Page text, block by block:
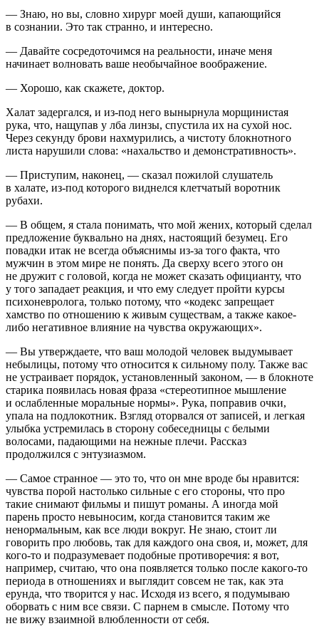
— Знаю, но вы, словно хирург моей души, капающийся
в сознании. Это так странно, и интересно.
— Давайте сосредоточимся на реальности, иначе меня
начинает волновать ваше необычайное воображение.
— Хорошо, как скажете, доктор.
Халат задергался, и из-под него вынырнула морщинистая
рука, что, нащупав у лба линзы, спустила их на сухой нос.
Через секунду брови нахмурились, а чистоту блокнотного
листа нарушили слова: «нахальство и демонстративность».
— Приступим, наконец, — сказал пожилой слушатель
в халате, из-под которого виднелся клетчатый воротник
рубахи.
— В общем, я стала понимать, что мой жених, который сделал
предложение буквально на днях, настоящий безумец. Его
повадки итак не всегда объяснимы из-за того факта, что
мужчин в этом мире не понять. Да сверху всего этого он
не дружит с головой, когда не может сказать официанту, что
у того западает реакция, и что ему следует пройти курсы
психоневролога, только потому, что «кодекс запрещает
хамство по отношению к живым существам, а также какое-
либо негативное влияние на чувства окружающих».
— Вы утверждаете, что ваш молодой человек выдумывает
небылицы, потому что относится к сильному полу. Также вас
не устраивает порядок, установленный законом, — в блокноте
старика появилась новая фраза «стереотипное мышление
и ослабленные моральные нормы». Рука, поправив очки,
упала на подлокотник. Взгляд оторвался от записей, и легкая
улыбка устремилась в сторону собеседницы с белыми
волосами, падающими на нежные плечи. Рассказ
продолжился с энтузиазмом.
— Самое странное — это то, что он мне вроде бы нравится:
чувства порой настолько сильные с его стороны, что про
такие снимают фильмы и пишут романы. А иногда мой
парень просто невыносим, когда становится таким же
ненормальным, как все люди вокруг. Не знаю, стоит ли
говорить про любовь, так для каждого она своя, и, может, для
кого-то и подразумевает подобные противоречия: я вот,
например, считаю, что она появляется только после какого-то
периода в отношениях и выглядит совсем не так, как эта
ерунда, что творится у нас. Исходя из всего, я подумываю
оборвать с ним все связи. С парнем в смысле. Потому что
не вижу взаимной влюбленности от себя.